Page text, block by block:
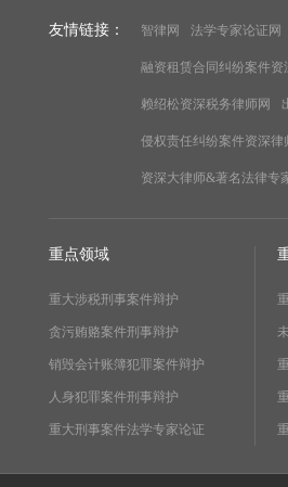
友情链接： 智律网 法学专家论证网
融资租赁合同纠纷案件资
赖绍松资深税务律师网
侵权责任纠纷案件资深律
资深大律师&著名法律专
重点领域
重大涉税刑事案件辩护
贪污贿赂案件刑事辩护
销毁会计账簿犯罪案件辩护
人身犯罪案件刑事辩护
重大刑事案件法学专家论证